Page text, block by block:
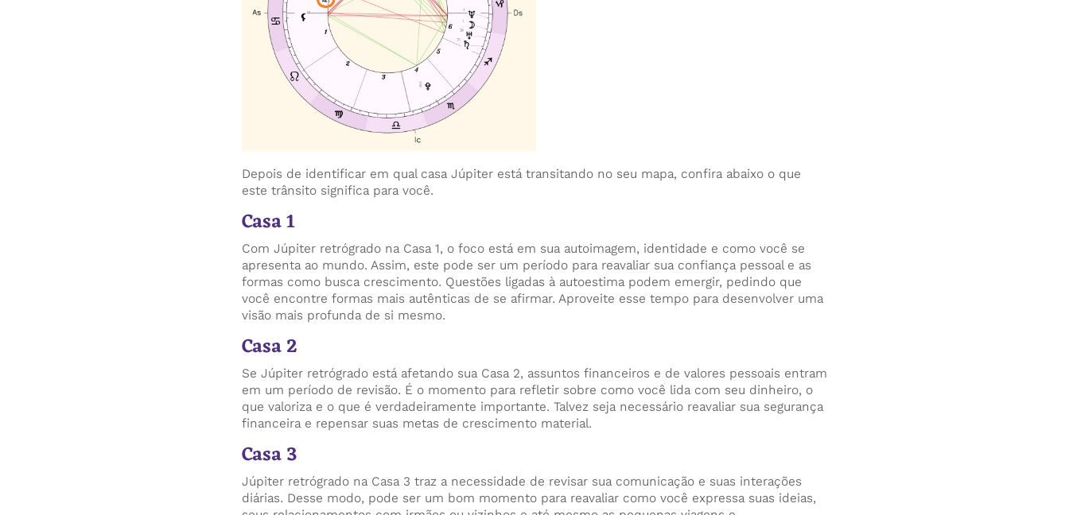
Depois de identificar em qual casa Júpiter está transitando no seu mapa, confira abaixo o que
este trânsito significa para você.
Casa 1
Com Júpiter retrógrado na Casa 1, o foco está em sua autoimagem, identidade e como você se
apresenta ao mundo. Assim, este pode ser um período para reavaliar sua confiança pessoal e as
formas como busca crescimento. Questões ligadas à autoestima podem emergir, pedindo que
você encontre formas mais autênticas de se afirmar. Aproveite esse tempo para desenvolver uma
visão mais profunda de si mesmo.
Casa 2
Se Júpiter retrógrado está afetando sua Casa 2, assuntos financeiros e de valores pessoais entram
em um período de revisão. É o momento para refletir sobre como você lida com seu dinheiro, o
que valoriza e o que é verdadeiramente importante. Talvez seja necessário reavaliar sua segurança
financeira e repensar suas metas de crescimento material.
Casa 3
Júpiter retrógrado na Casa 3 traz a necessidade de revisar sua comunicação e suas interações
diárias. Desse modo, pode ser um bom momento para reavaliar como você expressa suas ideias,